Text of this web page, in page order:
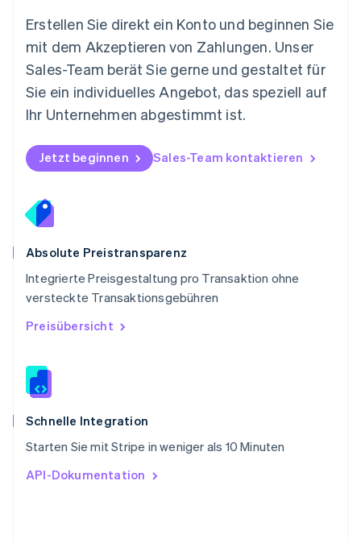
Erstellen Sie direkt ein Konto und beginnen Sie
mit dem Akzeptieren von Zahlungen. Unser
Sales-Team berät Sie gerne und gestaltet für
Sie ein individuelles Angebot, das speziell auf
Ihr Unternehmen abgestimmt ist.
Jetzt beginnen Sales-Team kontaktieren
Absolute Preistransparenz
Integrierte Preisgestaltung pro Transaktion ohne
versteckte Transaktionsgebühren
Preisübersicht
Schnelle Integration
Starten Sie mit Stripe in weniger als 10 Minuten
API-Dokumentation
Österreich
Polen
English
Portugal
Português English
Rumänien
Schweden
Svenska English
Deutsch
Singapur
English
Slowakei
Slowenien
EnglishItaliano
Sonderverwaltungsregion Hongkong,
Spanien
Thailand
ไทยEnglish
English
English